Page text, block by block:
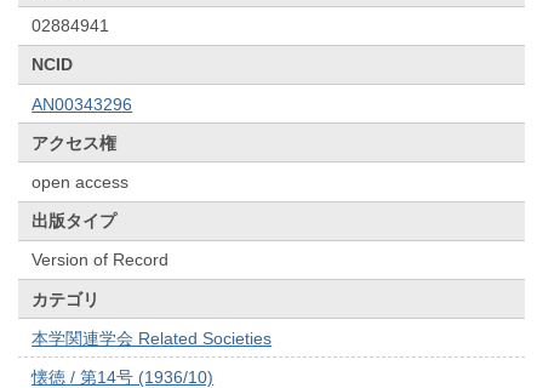
02884941
NCID
AN00343296
アクセス権
open access
出版タイプ
Version of Record
カテゴリ
本学関連学会 Related Societies
懐徳 / 第14号 (1936/10)